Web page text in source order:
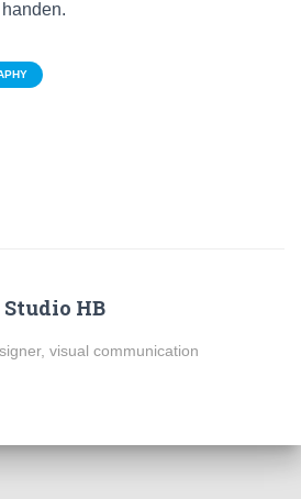
Studio HB
visual communication